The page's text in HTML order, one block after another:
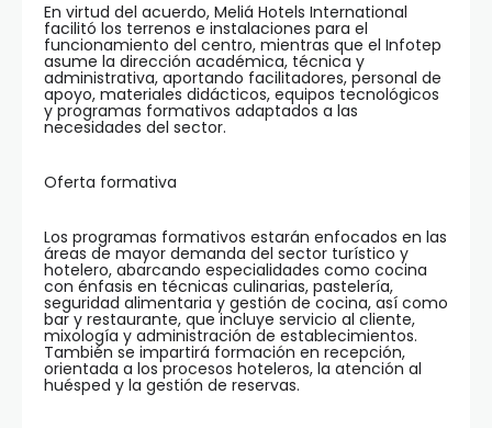
En virtud del acuerdo, Meliá Hotels International
facilitó los terrenos e instalaciones para el
funcionamiento del centro, mientras que el Infotep
asume la dirección académica, técnica y
administrativa, aportando facilitadores, personal de
apoyo, materiales didácticos, equipos tecnológicos
y programas formativos adaptados a las
necesidades del sector.
Oferta formativa
Los programas formativos estarán enfocados en las
áreas de mayor demanda del sector turístico y
hotelero, abarcando especialidades como cocina
con énfasis en técnicas culinarias, pastelería,
seguridad alimentaria y gestión de cocina, así como
bar y restaurante, que incluye servicio al cliente,
mixología y administración de establecimientos.
También se impartirá formación en recepción,
orientada a los procesos hoteleros, la atención al
huésped y la gestión de reservas.